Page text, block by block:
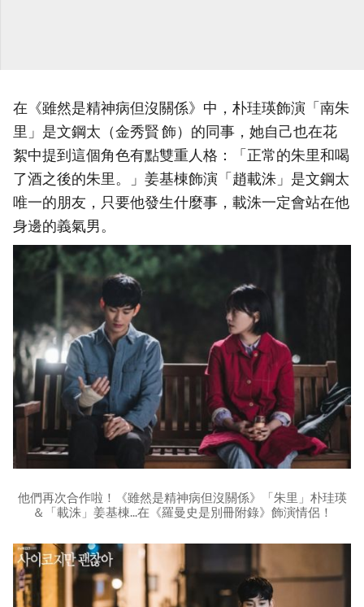
在《雖然是精神病但沒關係》中，朴珪瑛飾演「南朱
里」是文鋼太（金秀賢 飾）的同事，她自己也在花
絮中提到這個角色有點雙重人格：「正常的朱里和喝
了酒之後的朱里。」姜基棟飾演「趙載洙」是文鋼太
唯一的朋友，只要他發生什麼事，載洙一定會站在他
身邊的義氣男。
他們再次合作啦！《雖然是精神病但沒關係》「朱里」朴珪瑛
＆「載洙」姜基棟...在《羅曼史是別冊附錄》飾演情侶！